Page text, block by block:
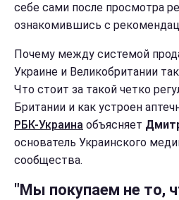
себе сами после просмотра
ознакомившись с
Почему между системой
Украине и Великобритании
Что стоит за такой четко
Британии и как устроен
РБК-Украина объясняет
основатель Украинского
сообщества.
"Мы покупаем не то,